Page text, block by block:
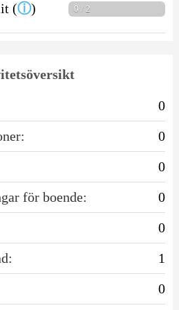
(ⓘ) 0 / 2
0
0
0
för boende:
0
0
1
0